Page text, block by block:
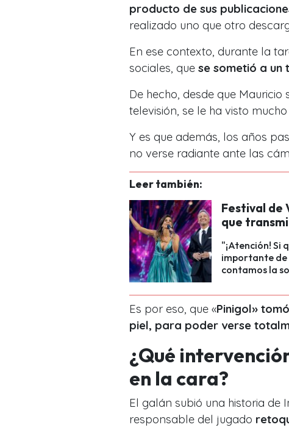
producto de sus
realizado uno que otro
En ese contexto, durante la
sociales, que se sometió a un
De hecho, desde que
televisión, se le ha visto
Y es que además, los años
no verse radiante ante las
Leer también:
Festival de
que
"¡Atención! Si
importante de
contamos la
Es por eso, que «Pinigol»
piel, para poder verse
¿Qué
en la cara?
El galán subió una historia de
responsable del jugado